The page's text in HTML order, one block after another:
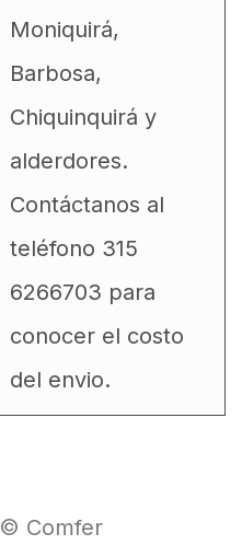
Moniquirá,
Barbosa,
Chiquinquirá y
alderdores.
Contáctanos al
teléfono 315
6266703 para
conocer el costo
del envio.
Comfer